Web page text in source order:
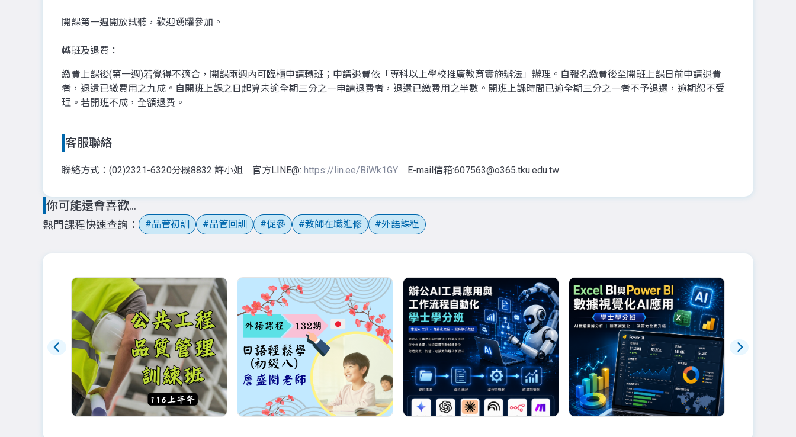
開課第一週開放試聽，歡迎踴躍參加。
轉班及退費：
繳費上課後(第一週)若覺得不適合，開課兩週內可臨櫃申請轉班；申請退費依「專科以上學校推廣教育實施辦法」辦理。自報名繳費後至開班上課日前申請退費
者，退還已繳費用之九成。自開班上課之日起算未逾全期三分之一申請退費者，退還已繳費用之半數。開班上課時間已逾全期三分之一者不予退還，逾期恕不受
理。若開班不成，全額退費。
客服聯絡
聯絡方式：(02)2321-6320分機8832 許小姐 官方LINE@: https://lin.ee/BiWk1GY E-mail信箱:607563@o365.tku.edu.tw
你可能還會喜歡...
熱門課程快速查詢 品管初訓 品管回訓 促參 教師在職進修 外語課程